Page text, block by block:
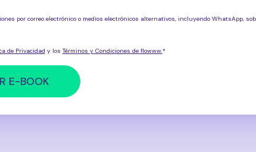
por correo electrónico o medios electrónicos alternativos, incluyendo WhatsApp,
de Privacidad y los Términos y Condiciones de flowww.*